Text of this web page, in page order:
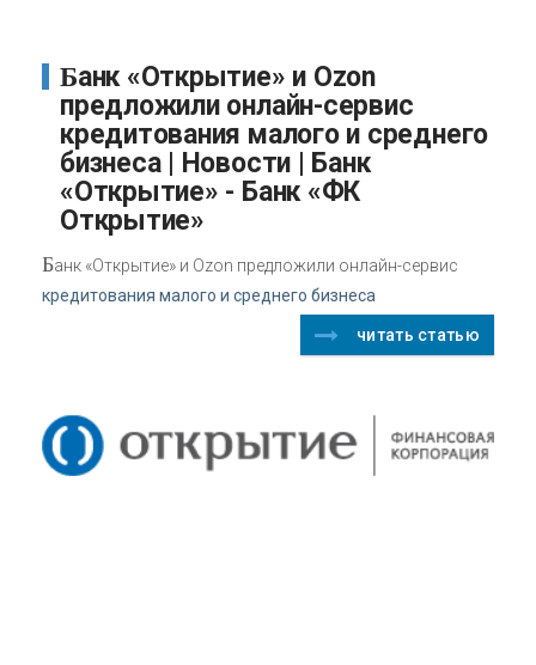
Банк «Открытие» и Ozon
предложили онлайн-сервис
кредитования малого и среднего
бизнеса | Новости | Банк
«Открытие» - Банк «ФК
Открытие»
Банк «Открытие» и Ozon предложили онлайн-сервис
кредитования малого и среднего бизнеса
читать статью